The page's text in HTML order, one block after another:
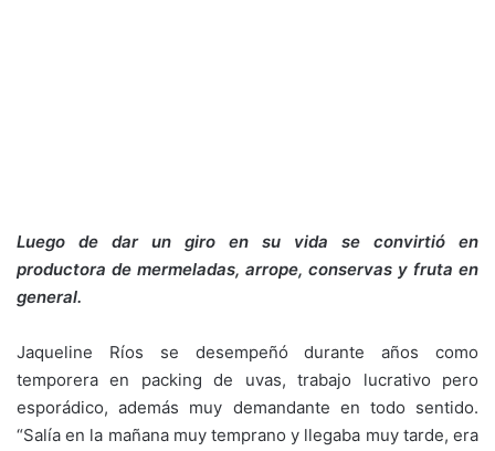
Luego de dar un giro en su vida se convirtió en
productora de mermeladas, arrope, conservas y fruta en
general.
Jaqueline Ríos se desempeñó durante años como
temporera en packing de uvas, trabajo lucrativo pero
esporádico, además muy demandante en todo sentido.
“Salía en la mañana muy temprano y llegaba muy tarde, era